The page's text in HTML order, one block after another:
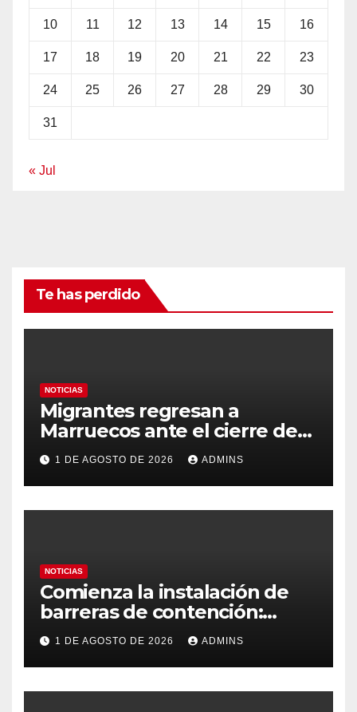
10 11 12 13 14 15 16
17 18 19 20 21 22 23
24 25 26 27 28 29 30
31
« Jul
Te has perdido
NOTICIAS
Migrantes regresan a
Marruecos ante el cierre de
tiendas en Ceuta pero con la
idea de volver a cruzar:
«Vimos en Instagram que era
fácil»
1 DE AGOSTO DE 2026 ADMINS
NOTICIAS
Comienza la instalación de
barreras de contención:
habrían vuelto 69.500
migrantes
1 DE AGOSTO DE 2026 ADMINS